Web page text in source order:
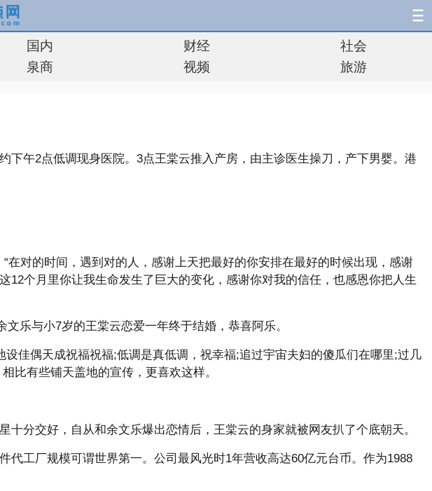
国内 财经
社会
泉商 视频 旅游
午2点低调现身医院。3点王棠云推入产房，由主诊医生操刀，产下男婴。港
在对的时间，遇到对的人，感谢上天把最好的你安排在最好的时候出现，感谢
个月里你让我生命发生了巨大的变化，感谢你对我的信任，也感恩你把人生
乐与小7岁的王棠云恋爱一年终于结婚，恭喜阿乐。
佳偶天成祝福祝福;低调是真低调，祝幸福;追过宇宙夫妇的傻瓜们在哪里;过几
比有些铺天盖地的宣传，更喜欢这样。
分交好，自从和余文乐爆出恋情后，王棠云的身家就被网友扒了个底朝天。
工厂规模可谓世界第一。公司最风光时1年营收高达60亿元台币。作为1988